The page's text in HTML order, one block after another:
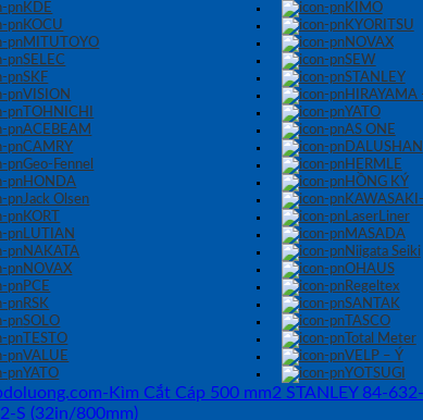
KDE
KIMO
KOCU
KYORITSU
MITUTOYO
NOVAX
SELEC
SEW
SKF
STANLEY
VISION
HIRAYAMA
TOHNICHI
YATO
ACEBEAM
AS ONE
CAMRY
DALUSHAN
Geo-Fennel
HERMLE
HONDA
HỒNG KÝ
Jack Olsen
KAWASAKI-
KORT
LaserLiner
LUTIAN
MASADA
NAKATA
Niigata Seiki
NOVAX
OHAUS
PCE
Regeltex
RSK
SANTAK
SOLO
TASCO
TESTO
Total Meter
VALUE
VELP – Ý
YATO YOTSUGI